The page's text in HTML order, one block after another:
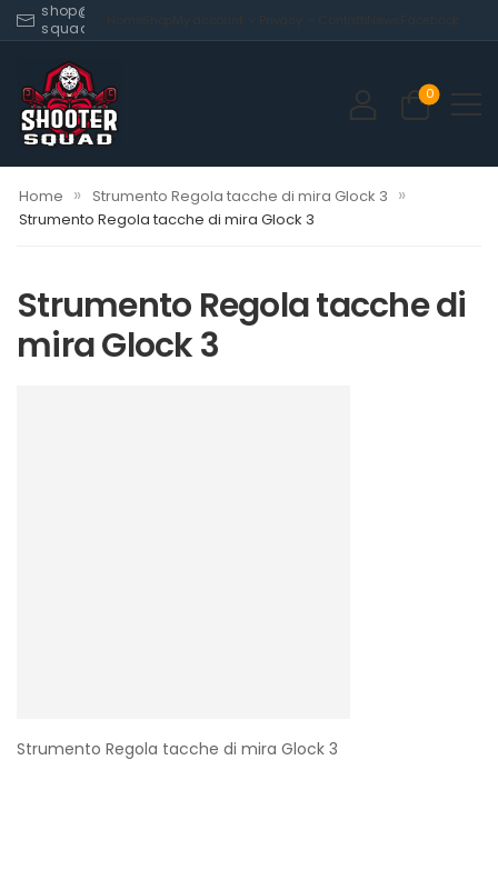
shop@shooter-
squad.com
0
Home » Strumento Regola tacche di mira Glock 3 »
Strumento Regola tacche di mira Glock 3
Strumento Regola tacche di
mira Glock 3
Strumento Regola tacche di mira Glock 3